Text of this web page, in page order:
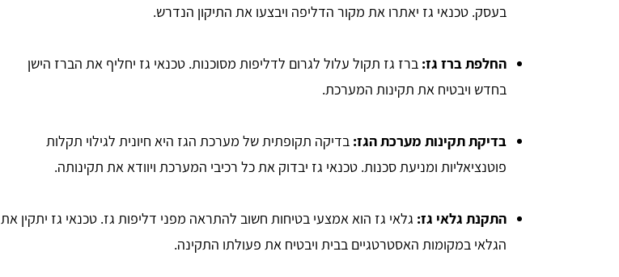
בעסק. טכנאי גז יאתרו את מקור הדליפה ויבצעו את התיקון הנדרש.
החלפת ברז גז: ברז גז תקול עלול לגרום לדליפות מסוכנות. טכנאי גז יחליף את הברז הישן
בחדש ויבטיח את תקינות המערכת.
בדיקת תקינות מערכת הגז: בדיקה תקופתית של מערכת הגז היא חיונית לגילוי תקלות
פוטנציאליות ומניעת סכנות. טכנאי גז יבדוק את כל רכיבי המערכת ויוודא את תקינותה.
התקנת גלאי גז: גלאי גז הוא אמצעי בטיחות חשוב להתראה מפני דליפות גז. טכנאי גז יתקין את
הגלאי במקומות האסטרטגיים בבית ויבטיח את פעולתו התקינה.